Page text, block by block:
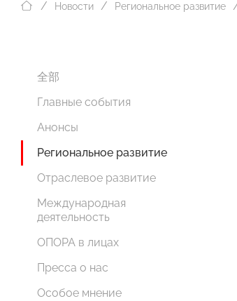
Новости Региональное развитие
全部
Главные события
Анонсы
Региональное развитие
Отраслевое развитие
Международная
деятельность
ОПОРА в лицах
Пресса о нас
Особое мнение